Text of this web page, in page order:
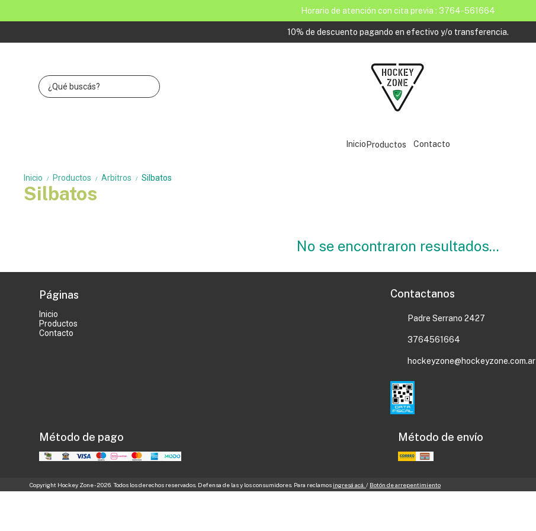
Horario de atención con cita previa : 3764-561664
10% de descuento pagando en efectivo y/o transferencia.
Inicio Productos Contacto
Inicio / Productos / Arbitros / Silbatos
Silbatos
No se encontraron resultados...
Páginas
Inicio
Productos
Contacto
Contactanos
Padre Serrano 2427
3764561664
hockeyzone@hockeyzone.com.ar
Método de pago Método de envío
Copyright Hockey Zone - 2026. Todos los derechos reservados. Defensa de las y los consumidores. Para reclamos ingresá acá. / Botón de arrepentimiento